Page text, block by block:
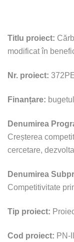
Titlu proiect:
modificat în
Nr. proiect:
Finanțare:
Denumirea
Creșterea
cercetare,
Denumirea
Competitivitate
Tip proiect:
Cod proiect: PN-